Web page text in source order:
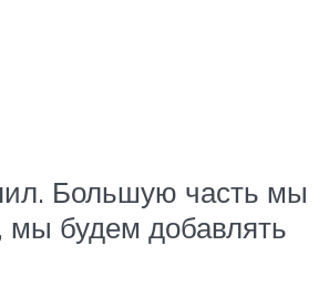
Большую часть мы
мы будем добавлять